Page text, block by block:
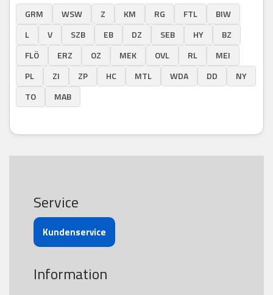
GRM WSW Z KM RG FTL
BIW
L
V SZB EB DZ SEB HY
BZ
FLÖ
ERZ OZ MEK OVL RL
MEI
PL
ZI ZP HC MTL WDA DD
NY
TO
MAB
Service
Kundenservice
Information